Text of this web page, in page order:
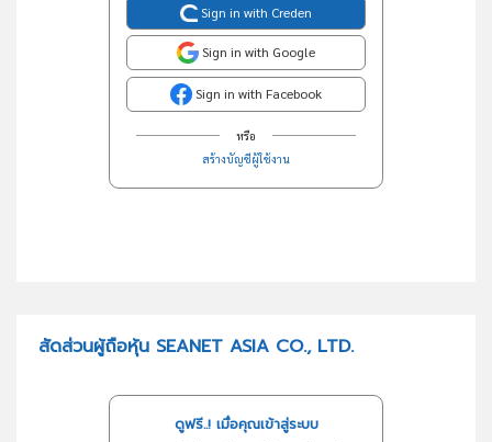
Sign in with Creden
Sign in with Google
Sign in with Facebook
หรือ
สร้างบัญชีผู้ใช้งาน
สัดส่วนผู้ถือหุ้น SEANET ASIA CO., LTD.
ดูฟรี..! เมื่อคุณเข้าสู่ระบบ